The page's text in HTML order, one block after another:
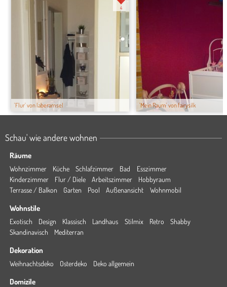
'Flur' von laberamsel
4
'Mein Raum' von fairysilk
Schau' wie andere wohnen
Räume
Wohnzimmer Küche Schlafzimmer Bad
Esszimmer
Kinderzimmer
Flur / Diele Arbeitszimmer
Hobbyraum
Terrasse / Balkon
Garten Pool Außenansicht Wohnmobil
Wohnstile
Exotisch Design Klassisch Landhaus Stilmix Retro
Shabby
Skandinavisch
Mediterran
Dekoration
Weihnachtsdeko Osterdeko Deko allgemein
Domizile